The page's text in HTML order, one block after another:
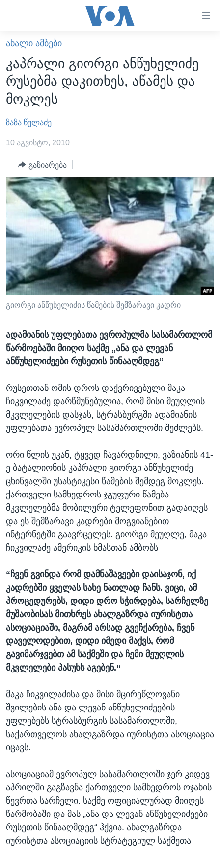
ხელმისაწვდომობისთვის
გადადით
მთავარზე
გადადით
მთავარ
ნავიგაციაზე
გადადით
ძიებაზე
ᲐᲮᲐᲚᲘ ᲐᲛᲑᲔᲑᲘ
ᲡᲐᲥᲐᲠᲗᲕᲔᲚᲝ
ᲐᲨᲨ
ᲐᲨᲨ-ᲘᲡ ᲐᲠᲩᲔᲕᲜᲔᲑᲘ 2024
ᲛᲡᲝᲤᲚᲘᲝ
ᲕᲘᲓᲔᲝᲔᲑᲘ
ᲒᲐᲓᲐᲪᲔᲛᲔᲑᲘ
ᲕᲐᲨᲘᲜᲒᲢᲝᲜᲘ ᲓᲦᲔᲡ
ᲮᲔᲓᲕᲐ ᲕᲐᲨᲘᲜᲒᲢᲝᲜᲘᲓᲐᲜ
ᲡᲢᲣᲓᲘᲐ ᲕᲐᲨᲘᲜᲒᲢᲝᲜᲘ
ᲡᲮᲕᲐ ᲡᲘᲐᲮᲚᲔᲔᲑᲘ
ᲞᲝᲚᲘᲢᲘᲙᲐ
ᲯᲐᲜᲛᲠᲗᲔᲚᲝᲑᲐ
ᲛᲔᲪᲜᲘᲔᲠᲔᲑᲐ
ᲘᲜᲢᲔᲠᲕᲘᲣ
ᲙᲣᲚᲢᲣᲠᲐ
ᲓᲔᲖᲘᲜᲤᲝᲠᲛᲐᲪᲘᲐ
ᲠᲣᲡᲔᲗᲘᲡ ᲨᲔᲭᲠᲐ ᲣᲙᲠᲐᲘᲜᲐᲨᲘ
Learning English
ᲗᲕᲐᲚᲘ ᲒᲕᲐᲓᲔᲕᲜᲔᲗ
ენები
ᲐᲮᲐᲚᲘ ᲐᲛᲑᲔᲑᲘ
კაპრალი გიორგი ანწუხელიძე
რუსებმა დაკითხეს, აწამეს და
მოკლეს
ზაზა წულაძე
10 აგვისტო, 2010
გაზიარება
გიორგი ანწუხელიძის წამების შემზარავი კადრი
ადამიანის უფლებათა ევროპულმა სასამართლომ
წარმოებაში მიიღო საქმე „ანა და ლევან
ანწუხელიძეები რუსეთის წინააღმდეგ“
რუსეთთან ომის დროს დაქვრივებული მაკა
ჩიკვილაძე დარწმუნებულია, რომ მისი მეუღლის
მკვლელების დასჯას, სტრასბურგში ადამიანის
უფლებათა ევროპულ სასამართლოში შეძლებს.
ორი წლის უკან, ტყვედ ჩავარდნილი, ვაზიანის 41-
ე ბატალიონის კაპრალი გიორგი ანწუხელიძე
ცხინვალში უსასტიკესი წამების შემდეგ მოკლეს.
ქართველი სამხედროს ჯგუფური წამება
მკვლელებმა მობილური ტელეფონით გადაიღეს
და ეს შემზარავი კადრები მოგვიანებით
ინტერნეტში გაავრცელეს. გიორგი მეუღლე, მაკა
ჩიკვილაძე ამერიკის ხმასთან ამბობს
“ჩვენ გვინდა რომ დამნაშავეები დაისაჯონ, იქ
კადრებში ყველას სახე ნათლად ჩანს. ვიცი, ამ
პროცედურებს, დიდი დრო სჭირდება, სარჩელზე
მუშაობისას მითხრეს ახალგაზრდა იურისტთა
ასოციაციაში, მაგრამ არსად გვეჩქარება, ჩვენ
დაველოდებით, დიდი იმედი მაქვს, რომ
გავიმარჯვებთ ამ საქმეში და ჩემი მეუღლის
მკვლელები პასუხს აგებენ.“
მაკა ჩიკვილაძისა და მისი მცირეწლოვანი
შვილების ანა და ლევან ანწუხელიძეების
უფლებებს სტრასბურგის სასამართლოში,
საქართველოს ახალგაზრდა იურისტთა ასოციაცია
იცავს.
ასოციაციამ ევროპულ სასამართლოში ჯერ კიდევ
აპრილში გაგზავნა ქართველი სამხედროს ოჯახის
წევრთა სარჩელი. საქმე ოფიციალურად მიიღეს
წარმობაში და მას „ანა და ლევან ანწუხელიძეები
რუსეთის წინააღმდეგ“ ჰქვია. ახალგაზრდა
იურისტთა ასოციაციის სტრატეგიულ საქმეთა